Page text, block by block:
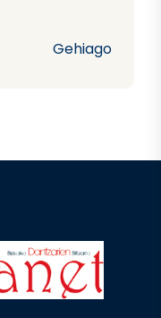
Gehiago